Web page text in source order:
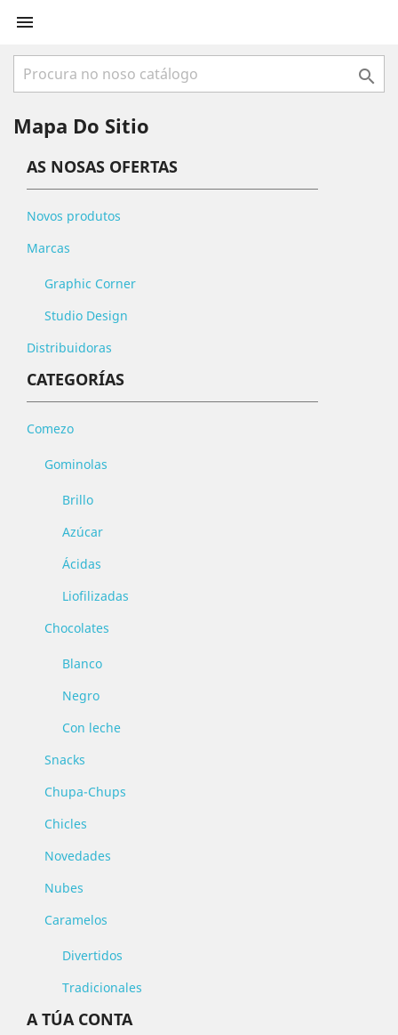


Mapa Do Sitio
AS NOSAS OFERTAS
Novos produtos
Marcas
Graphic Corner
Studio Design
Distribuidoras
CATEGORÍAS
Comezo
Gominolas
Brillo
Azúcar
Ácidas
Liofilizadas
Chocolates
Blanco
Negro
Con leche
Snacks
Chupa-Chups
Chicles
Novedades
Nubes
Caramelos
Divertidos
Tradicionales
A TÚA CONTA